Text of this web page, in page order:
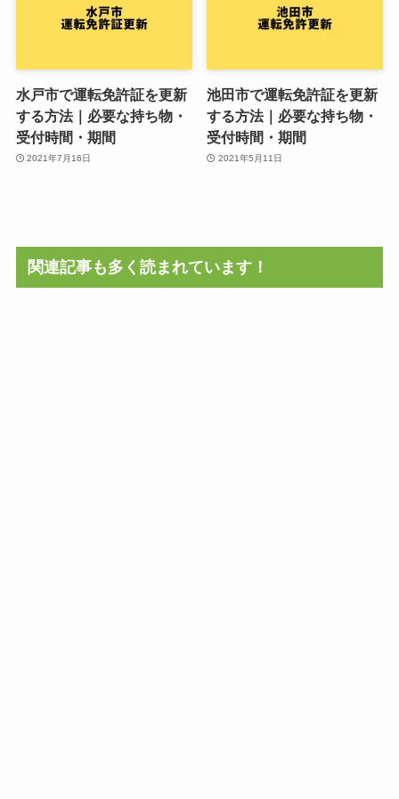
水戸市で運転免許証を更新
する方法｜必要な持ち物・
受付時間・期間
2021年7月16日
池田市で運転免許証を更新
する方法｜必要な持ち物・
受付時間・期間
2021年5月11日
関連記事も多く読まれています！